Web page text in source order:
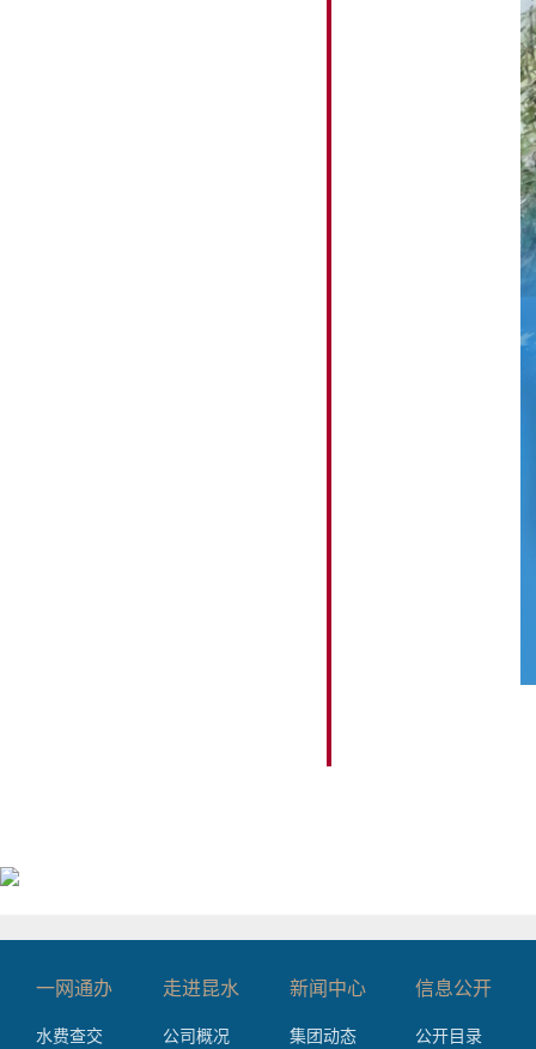
一网通办
水费查交
走进昆水
公司概况
新闻中心
集团动态
信息公开
公开目录